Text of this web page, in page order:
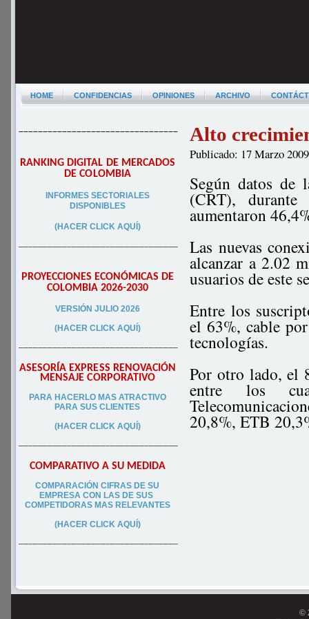
HOME CONFIDENCIAS OPINIONES ARCHIVO
–––––––––––––––––––––––––––––––––
RANKING DIGITAL DE MERCADOS
DE COLOMBIA
INFORMES SECTORIALES
DISPONIBLES
(HACER CLICK AQUÍ)
–––––––––––––––––––––––––––––––––
PROYECCIONES ECONÓMICAS DE
COLOMBIA 2026-2030
VERSIÓN JULIO 2026
(HACER CLICK AQUÍ)
–––––––––––––––––––––––––––––––––
ASESORÍA EXPRESS RENOVACIÓN
MENSAJE CORPORATIVO
PARA HACERLO MAS ATRACTIVO
PARA SUS CLIENTES
(HACER CLICK AQUÍ)
–––––––––––––––––––––––––––––––––
COMPARATIVO A SU MEDIDA
COMPARACIÓN CIFRAS DE SU
EMPRESA CON LAS DE SUS
COMPETIDORAS MAS RELEVANTES
(HACER CLICK AQUÍ)
–––––––––––––––––––––––––––––––––
Alto
Publicado: 17 Marzo 2009
Según datos de
(CRT),
aumentaron
Las nuevas
alcanzar a 2.02
usuarios de este
Entre los
el 63%, cable
tecnologías.
Por otro lado, el
entre los
20,8%, ETB
©